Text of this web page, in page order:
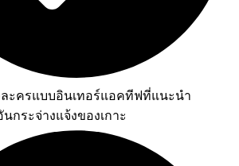
ละครแบบอินเทอร์แอคทีฟที่แนะนำ
กระจ่างแจ้งของเกาะ